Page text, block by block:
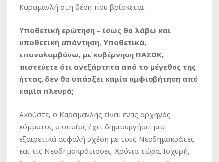
Καραμανλή στη θέση που βρίσκεται.
Υποθετική ερώτηση – ίσως θα λάβω και
υποθετική απάντηση. Υποθετικά,
επαναλαμβάνω, με κυβέρνηση ΠΑΣΟΚ,
πιστεύετε ότι ανεξάρτητα από το μέγεθος της
ήττας, δεν θα υπάρξει καμία αμφισβήτηση από
καμία πλευρά;
Ακούστε, ο Καραμανλής είναι ένας αρχηγός
κόμματος ο οποίος έχει δημιουργήσει μια
εξαιρετικά ασφαλή σχέση με τους Νεοδημοκράτες
και τις Νεοδημοκράτισσες. Χρόνια τώρα. Ισχυρή,